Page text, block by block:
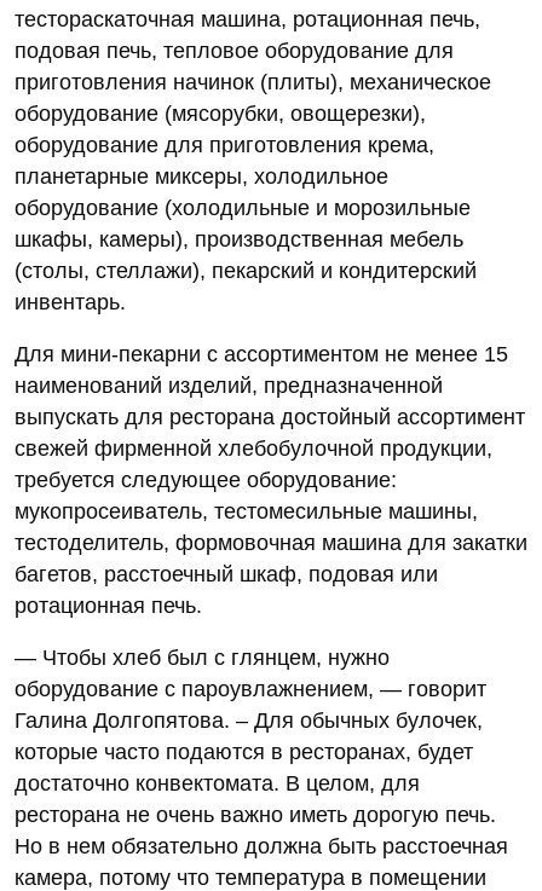
тестораскаточная машина, ротационная печь,
подовая печь, тепловое оборудование для
приготовления начинок (плиты), механическое
оборудование (мясорубки, овощерезки),
оборудование для приготовления крема,
планетарные миксеры, холодильное
оборудование (холодильные и морозильные
шкафы, камеры), производственная мебель
(столы, стеллажи), пекарский и кондитерский
инвентарь.
Для мини-пекарни с ассортиментом не менее 15
наименований изделий, предназначенной
выпускать для ресторана достойный ассортимент
свежей фирменной хлебобулочной продукции,
требуется следующее оборудование:
мукопросеиватель, тестомесильные машины,
тестоделитель, формовочная машина для закатки
багетов, расстоечный шкаф, подовая или
ротационная печь.
— Чтобы хлеб был с глянцем, нужно
оборудование с пароувлажнением, — говорит
Галина Долгопятова. – Для обычных булочек,
которые часто подаются в ресторанах, будет
достаточно конвектомата. В целом, для
ресторана не очень важно иметь дорогую печь.
Но в нем обязательно должна быть расстоечная
камера, потому что температура в помещении